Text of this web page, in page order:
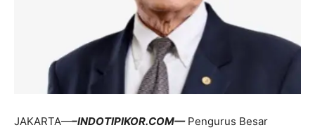
JAKARTA—–INDOTIPIKOR.COM—Pengurus Besar